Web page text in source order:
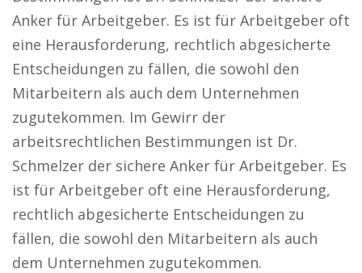
Anker für Arbeitgeber. Es ist für Arbeitgeber oft
eine Herausforderung, rechtlich abgesicherte
Entscheidungen zu fällen, die sowohl den
Mitarbeitern als auch dem Unternehmen
zugutekommen. Im Gewirr der
arbeitsrechtlichen Bestimmungen ist Dr.
Schmelzer der sichere Anker für Arbeitgeber. Es
ist für Arbeitgeber oft eine Herausforderung,
rechtlich abgesicherte Entscheidungen zu
fällen, die sowohl den Mitarbeitern als auch
dem Unternehmen zugutekommen.